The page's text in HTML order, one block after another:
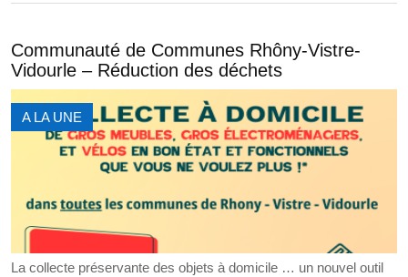
Communauté de Communes Rhôny-Vistre-
Vidourle – Réduction des déchets
A LA UNE
La collecte préservante des objets à domicile … un nouvel outil